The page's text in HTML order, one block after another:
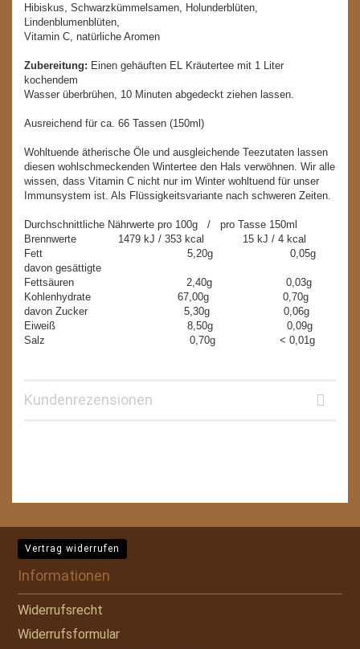
Hibiskus, Schwarzkümmelsamen, Holunderblüten,
Lindenblumenblüten,
Vitamin C, natürliche Aromen
Zubereitung: Einen gehäuften EL Kräutertee mit 1 Liter
kochendem
Wasser überbrühen, 10 Minuten abgedeckt ziehen lassen.
Ausreichend für ca. 66 Tassen (150ml)
Wohltuende ätherische Öle und ausgleichende Teezutaten lassen
diesen wohlschmeckenden Wintertee den Hals verwöhnen. Wir alle
wissen, dass Vitamin C nicht nur im Winter wohltuend für unser
Immunsystem ist. Als Flüssigkeitsvariante nach schweren Zeiten.
Durchschnittliche Nährwerte pro 100g / pro Tasse 150ml
Brennwerte 1479 kJ / 353 kcal 15 kJ / 4 kcal
Fett 5,20g 0,05g
davon gesättigte
Fettsäuren 2,40g 0,03g
Kohlenhydrate 67,00g 0,70g
davon Zucker 5,30g 0,06g
Eiweiß 8,50g 0,09g
Salz 0,70g < 0,01g
Kundenrezensionen
Vertrag widerrufen
Informationen
Widerrufsrecht
Widerrufsformular